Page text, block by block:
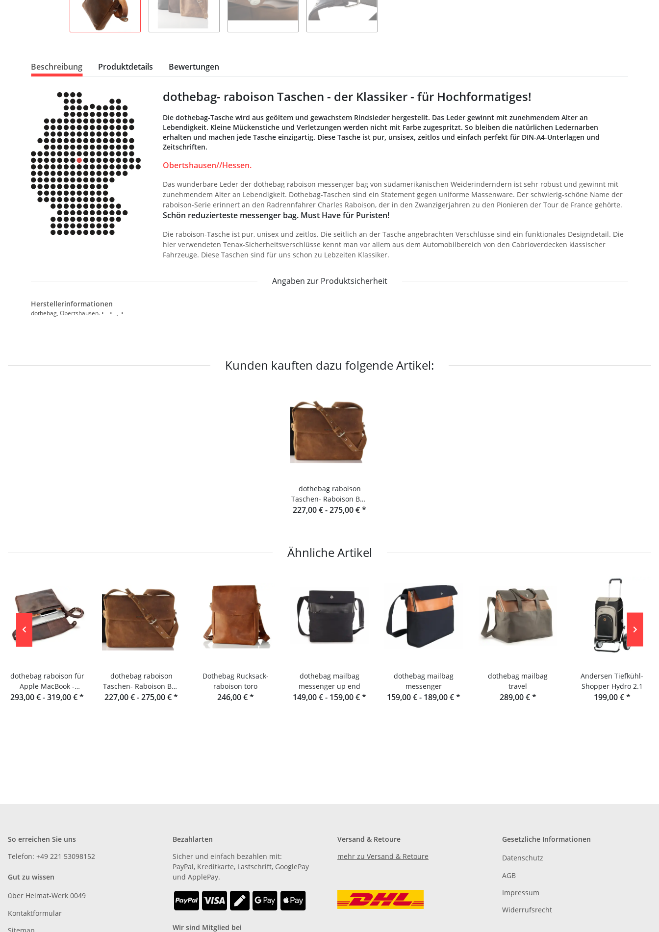
Beschreibung Produktdetails Bewertungen
dothebag- raboison Taschen - der Klassiker - für Hochformatiges!
Die dothebag-Tasche wird aus geöltem und gewachstem Rindsleder hergestellt. Das Leder gewinnt mit zunehmendem Alter an
Lebendigkeit. Kleine Mückenstiche und Verletzungen werden nicht mit Farbe zugespritzt. So bleiben die natürlichen Ledernarben
erhalten und machen jede Tasche einzigartig. Diese Tasche ist pur, unsisex, zeitlos und einfach perfekt für DIN-A4-Unterlagen und
Zeitschriften.
Obertshausen//Hessen.
Das wunderbare Leder der dothebag raboison messenger bag von südamerikanischen Weiderinderndern ist sehr robust und gewinnt mit
zunehmendem Alter an Lebendigkeit. Dothebag-Taschen sind ein Statement gegen uniforme Massenware. Der schwierig-schöne Name der
raboison-Serie erinnert an den Radrennfahrer Charles Raboison, der in den Zwanzigerjahren zu den Pionieren der Tour de France gehörte.
Schön reduzierteste messenger bag. Must Have für Puristen!
Die raboison-Tasche ist pur, unisex und zeitlos. Die seitlich an der Tasche angebrachten Verschlüsse sind ein funktionales Designdetail. Die
hier verwendeten Tenax-Sicherheitsverschlüsse kennt man vor allem aus dem Automobilbereich von den Cabrioverdecken klassischer
Fahrzeuge. Diese Taschen sind für uns schon zu Lebzeiten Klassiker.
Angaben zur Produktsicherheit
Herstellerinformationen
dothebag, Obertshausen. • • , •
Kunden kauften dazu folgende Artikel:
dothebag raboison
Taschen- Raboison Bag
Querformat toro
227,00 € -275,00 €*
Ähnliche Artikel
dothebag raboison für
Apple MacBook -
Notebooktasche Leder
293,00 € -319,00 €*
dothebag raboison
Taschen- Raboison Bag
Querformat toro
227,00 € -275,00 €*
Dothebag Rucksack-
raboison toro
246,00 €*
dothebag mailbag
messenger up end
149,00 € - 159,00 €*
dothebag mailbag
messenger
159,00 € - 189,00 €*
dothebag mailbag
travel
289,00 €*
Andersen Tiefkühl-
Shopper Hydro 2.1
199,00 €*
So erreichen Sie uns
Telefon: +49 221 53098152
Gut zu wissen
über Heimat-Werk 0049
Kontaktformular
Bezahlarten
Sicher und einfach bezahlen mit:
PayPal, Kreditkarte, Lastschrift, GooglePay
und ApplePay.
Wir sind Mitglied bei
Versand & Retoure
mehr zu Versand & Retoure
Gesetzliche Informationen
Datenschutz
AGB
Impressum
Widerrufsrecht